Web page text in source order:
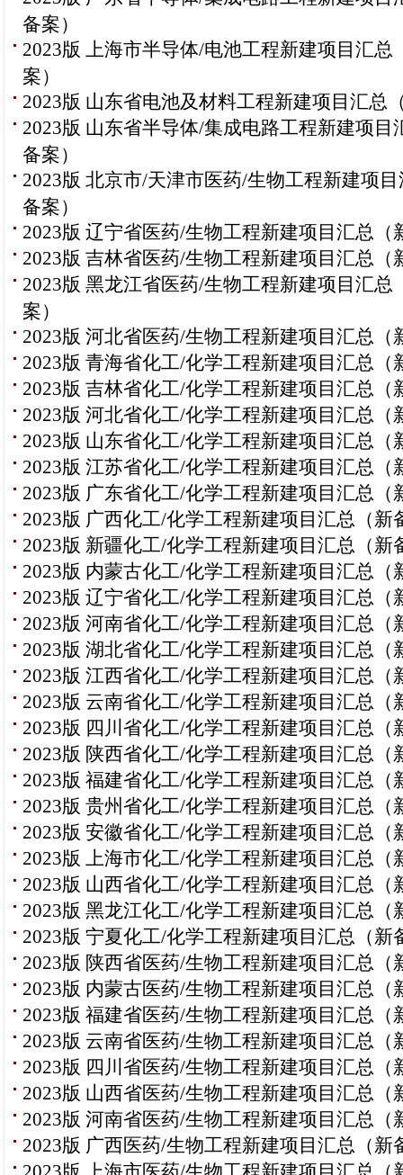
备案）
2023版 上海市半导体/电池工程新建项目汇总
案）
2023版 山东省电池及材料工程新建项目汇总
2023版 山东省半导体/集成电路工程新建项目
备案）
2023版 北京市/天津市医药/生物工程新建项
备案）
2023版 辽宁省医药/生物工程新建项目汇总（
2023版 吉林省医药/生物工程新建项目汇总（
2023版 黑龙江省医药/生物工程新建项目汇总
案）
2023版 河北省医药/生物工程新建项目汇总（
2023版 青海省化工/化学工程新建项目汇总（
2023版 吉林省化工/化学工程新建项目汇总（
2023版 河北省化工/化学工程新建项目汇总（
2023版 山东省化工/化学工程新建项目汇总（
2023版 江苏省化工/化学工程新建项目汇总（
2023版 广东省化工/化学工程新建项目汇总（
2023版 广西化工/化学工程新建项目汇总（新
2023版 新疆化工/化学工程新建项目汇总（新
2023版 内蒙古化工/化学工程新建项目汇总（
2023版 辽宁省化工/化学工程新建项目汇总（
2023版 河南省化工/化学工程新建项目汇总（
2023版 湖北省化工/化学工程新建项目汇总（
2023版 江西省化工/化学工程新建项目汇总（
2023版 云南省化工/化学工程新建项目汇总（
2023版 四川省化工/化学工程新建项目汇总（
2023版 陕西省化工/化学工程新建项目汇总（
2023版 福建省化工/化学工程新建项目汇总（
2023版 贵州省化工/化学工程新建项目汇总（
2023版 安徽省化工/化学工程新建项目汇总（
2023版 上海市化工/化学工程新建项目汇总（
2023版 山西省化工/化学工程新建项目汇总（
2023版 黑龙江化工/化学工程新建项目汇总（
2023版 宁夏化工/化学工程新建项目汇总（新
2023版 陕西省医药/生物工程新建项目汇总（
2023版 内蒙古医药/生物工程新建项目汇总（
2023版 福建省医药/生物工程新建项目汇总（
2023版 云南省医药/生物工程新建项目汇总（
2023版 四川省医药/生物工程新建项目汇总（
2023版 山西省医药/生物工程新建项目汇总（
2023版 河南省医药/生物工程新建项目汇总（
2023版 广西医药/生物工程新建项目汇总（新